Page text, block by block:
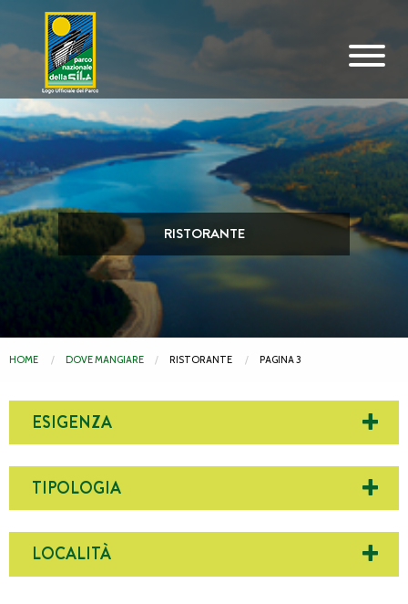
Vai al contenuto principale
RISTORANTE
HOME DOVE MANGIARE RISTORANTE PAGINA 3
ESIGENZA
TIPOLOGIA
LOCALITÀ